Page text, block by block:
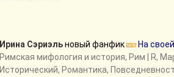
Ирина Сэриэльновый фанфик
На
Римская мифология и история, Рим | R,
Исторический, Романтика,